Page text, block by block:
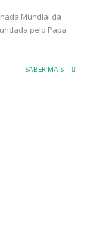
Mundial da
pelo Papa
SABER MAIS